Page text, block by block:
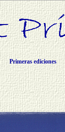
Primeras ediciones